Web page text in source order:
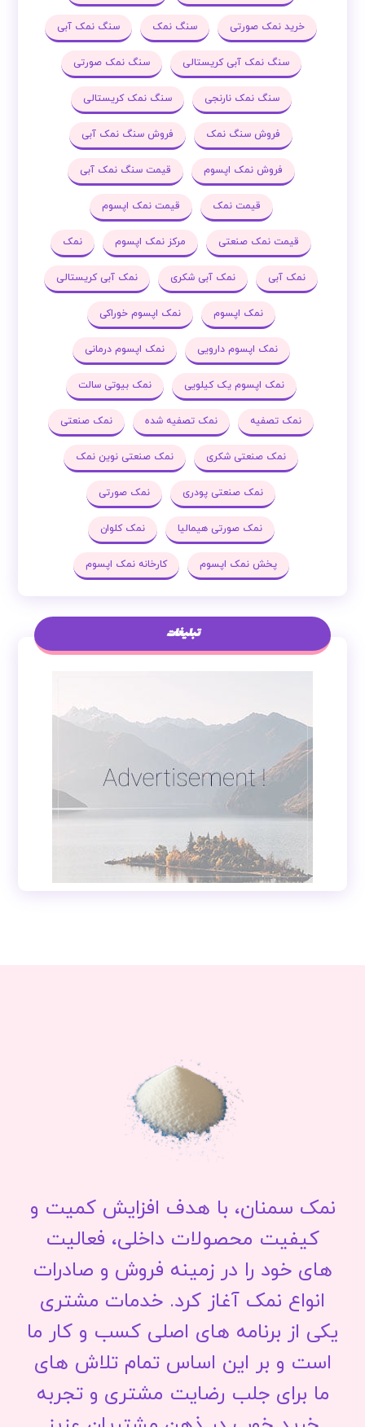
خرید نمک صورتی سنگ نمک سنگ نمک آبی
سنگ نمک آبی کریستالی سنگ نمک صورتی
سنگ نمک نارنجی سنگ نمک کریستالی
فروش سنگ نمک فروش سنگ نمک آبی
فروش نمک اپسوم قیمت سنگ نمک آبی
قیمت نمک قیمت نمک اپسوم
قیمت نمک صنعتی مرکز نمک اپسوم نمک
نمک آبی نمک آبی شکری نمک آبی کریستالی
نمک اپسوم نمک اپسوم خوراکی
نمک اپسوم دارویی نمک اپسوم درمانی
نمک اپسوم یک کیلویی نمک بیوتی سالت
نمک تصفیه نمک تصفیه شده نمک صنعتی
نمک صنعتی شکری نمک صنعتی نوین نمک
نمک صنعتی پودری نمک صورتی
نمک صورتی هیمالیا نمک کلوان
پخش نمک اپسوم کارخانه نمک اپسوم
تبلیغات
نمک سمنان، با هدف افزایش کمیت و
کیفیت محصولات داخلی، فعالیت
های خود را در زمینه فروش و صادرات
انواع نمک آغاز کرد. خدمات مشتری
یکی از برنامه های اصلی کسب و کار ما
است و بر این اساس تمام تلاش های
ما برای جلب رضایت مشتری و تجربه